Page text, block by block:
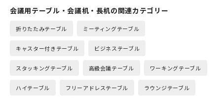
会議用テーブル・会議机・長机の関連カテゴリー
折りたたみテーブル ミーティングテーブル
キャスター付きテーブル ビジネステーブル
スタッキングテーブル 高級会議テーブル ワーキングテーブル
ハイテーブル フリーアドレステーブル ラウンジテーブル